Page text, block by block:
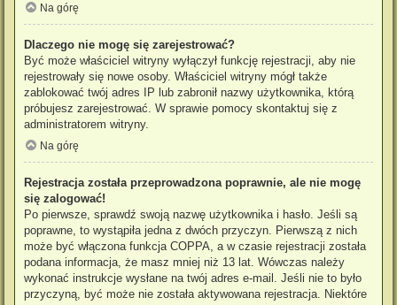
Na górę
Dlaczego nie mogę się zarejestrować?
Być może właściciel witryny wyłączył funkcję rejestracji, aby nie
rejestrowały się nowe osoby. Właściciel witryny mógł także
zablokować twój adres IP lub zabronił nazwy użytkownika, którą
próbujesz zarejestrować. W sprawie pomocy skontaktuj się z
administratorem witryny.
Na górę
Rejestracja została przeprowadzona poprawnie, ale nie mogę
się zalogować!
Po pierwsze, sprawdź swoją nazwę użytkownika i hasło. Jeśli są
poprawne, to wystąpiła jedna z dwóch przyczyn. Pierwszą z nich
może być włączona funkcja COPPA, a w czasie rejestracji została
podana informacja, że masz mniej niż 13 lat. Wówczas należy
wykonać instrukcje wysłane na twój adres e-mail. Jeśli nie to było
przyczyną, być może nie została aktywowana rejestracja. Niektóre